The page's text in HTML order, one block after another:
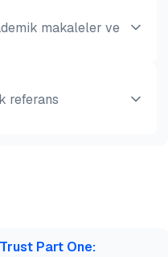
makaleler ve
referans
Bölge (DMZ):
Part One: